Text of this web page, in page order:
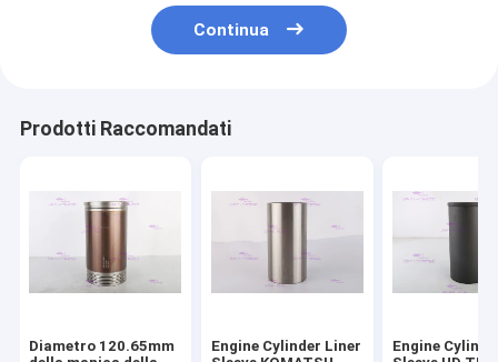
Continua
Prodotti Raccomandati
Diametro 120.65mm
Engine Cylinder Liner
Engine